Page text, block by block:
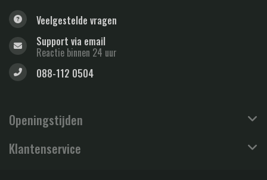
Veelgestelde vragen
Support via email
Reactie binnen 24 uur
088-112 0504
Openingstijden
Klantenservice